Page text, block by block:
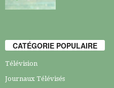
CATÉGORIE POPULAIRE
Télévision
Journaux Télévisés